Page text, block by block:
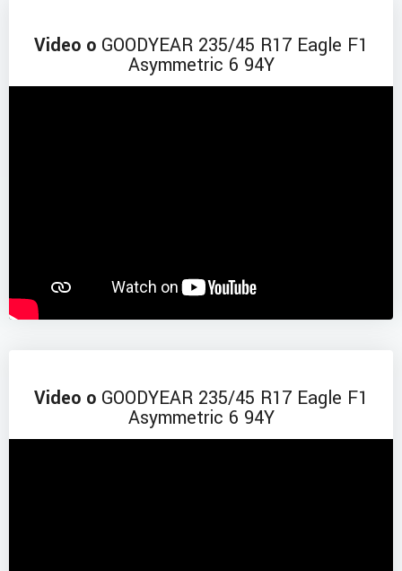
Video o GOODYEAR 235/45 R17 Eagle F1
Asymmetric 6 94Y
Video o GOODYEAR 235/45 R17 Eagle F1
Asymmetric 6 94Y